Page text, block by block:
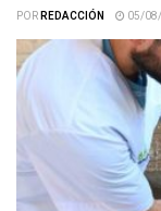
PORREDACCIÓN 05/